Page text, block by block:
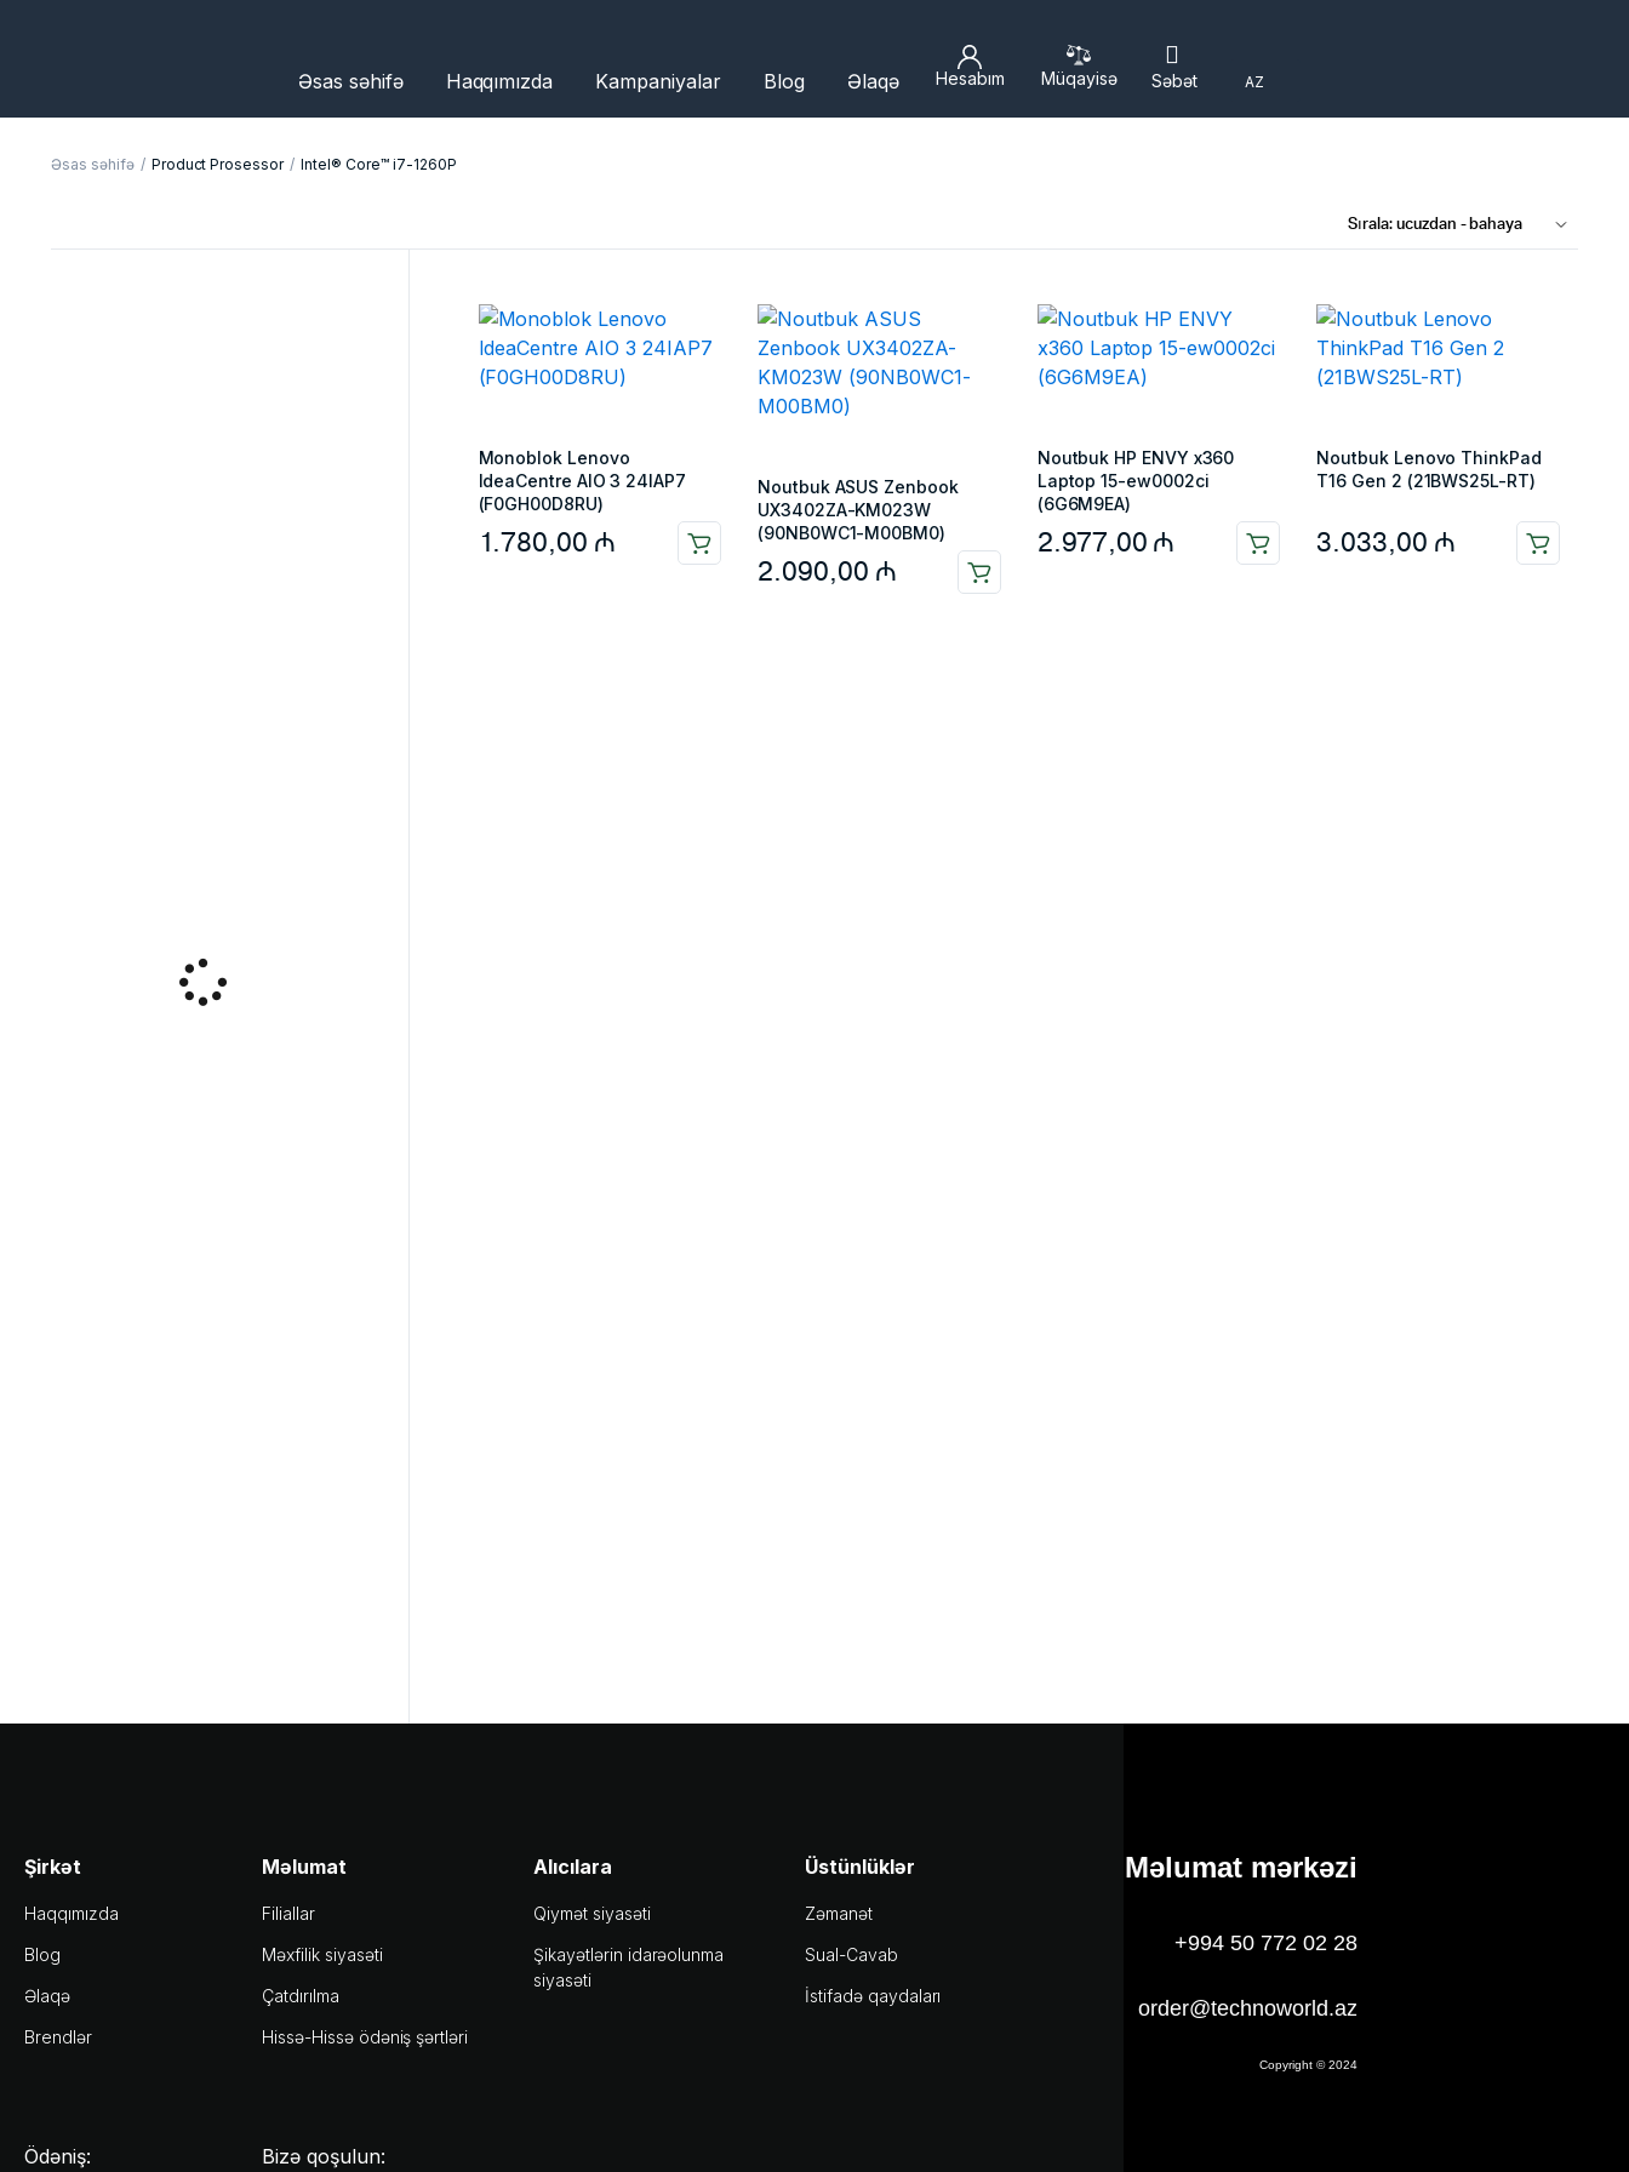
Əsas səhifə Haqqımızda Kampaniyalar Blog Əlaqə Hesabım Müqayisə Səbət AZ
Əsas səhifə Product Prosessor Intel® Core™ i7-1260P
Monoblok Lenovo
IdeaCentre AIO 3 24IAP7
(F0GH00D8RU)
1.780,00 ₼
Noutbuk ASUS Zenbook
UX3402ZA-KM023W
(90NB0WC1-M00BM0)
2.090,00 ₼
Noutbuk HP ENVY x360
Laptop 15-ew0002ci
(6G6M9EA)
2.977,00 ₼
Noutbuk Lenovo ThinkPad
T16 Gen 2 (21BWS25L-RT)
3.033,00 ₼
Şirkət
Haqqımızda
Blog
Əlaqə
Brendlər
Ödəniş:
Məlumat
Filiallar
Məxfilik siyasəti
Çatdırılma
Hissə-Hissə ödəniş şərtləri
Bizə qoşulun:
Alıcılara
Qiymət siyasəti
Şikayətlərin idarəolunma
siyasəti
Üstünlüklər
Zəmanət
Sual-Cavab
İstifadə qaydaları
Məlumat mərkəzi
+994 50 772 02 28
order@technoworld.az
Copyright © 2024